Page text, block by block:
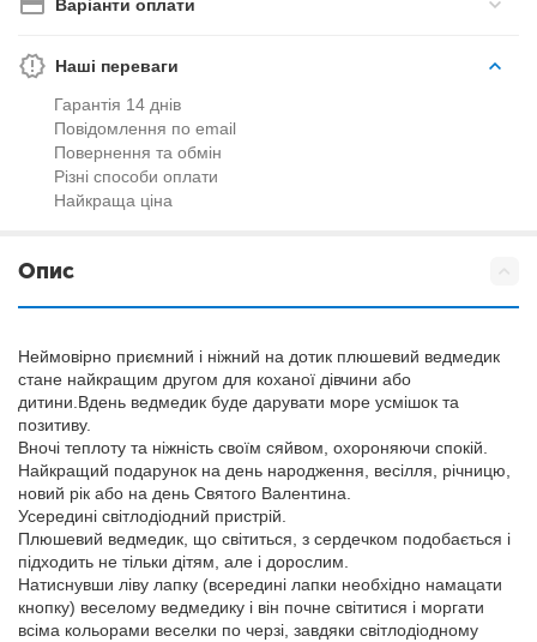
Варіанти оплати
Наші переваги
Гарантія 14 днів
Повідомлення по email
Повернення та обмін
Різні способи оплати
Найкраща ціна
Опис
Неймовірно приємний і ніжний на дотик плюшевий ведмедик
стане найкращим другом для коханої дівчини або
дитини.Вдень ведмедик буде дарувати море усмішок та
позитиву.
Вночі теплоту та ніжність своїм сяйвом, охороняючи спокій.
Найкращий подарунок на день народження, весілля, річницю,
новий рік або на день Святого Валентина.
Усередині світлодіодний пристрій.
Плюшевий ведмедик, що світиться, з сердечком подобається і
підходить не тільки дітям, але і дорослим.
Натиснувши ліву лапку (всередині лапки необхідно намацати
кнопку) веселому ведмедику і він почне світитися і моргати
всіма кольорами веселки по черзі, завдяки світлодіодному